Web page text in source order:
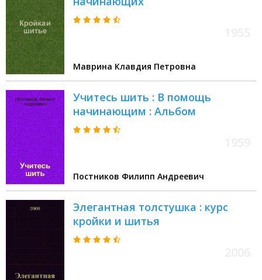
Маврина Клавдия Петровна
Учитесь шить : В помощь
начинающим : Альбом
Постников Филипп Андреевич
Элегантная толстушка : курс
кройки и шитья